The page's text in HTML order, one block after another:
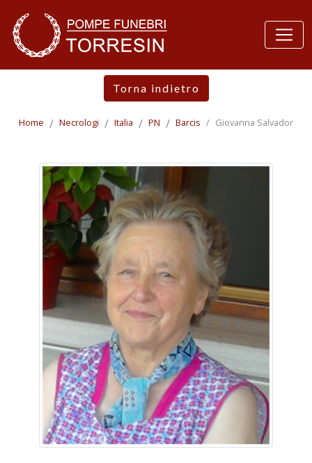
Torna indietro
Home Necrologi Italia PN Barcis Giovanna Salvador